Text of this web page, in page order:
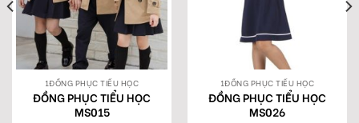
1ĐỒNG PHỤC TIỂU HỌC
ĐỒNG PHỤC TIỂU HỌC
MS015
1ĐỒNG PHỤC TIỂU HỌC
ĐỒNG PHỤC TIỂU HỌC
MS026